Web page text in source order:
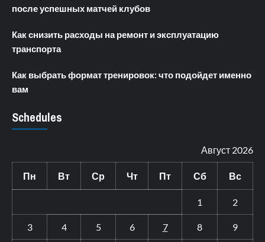
после успешных матчей клубов
Как снизить расходы на ремонт и эксплуатацию
транспорта
Как выбрать формат тренировок: что подойдет именно
вам
Schedules
Август 2026
Пн Вт Ср Чт Пт Сб Вс
1 2
3 4 5 6 7 8 9